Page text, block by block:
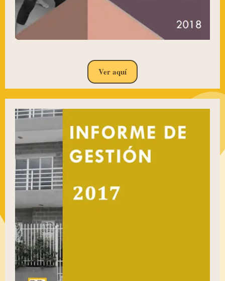
Ver aquí